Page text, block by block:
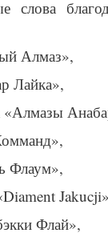
Алмаз»,
Лайка»,
«Алмазы
Флаум»,
Флай»,